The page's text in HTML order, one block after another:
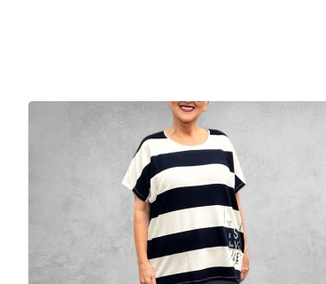
Combineer ‘m met een fijne broek en je bent in één keer
Let op dat elk materiaal z'n eigen eigenschappen heeft.
Volg daarom altijd de wasvoorschriften op het waslabel.
Opgelet Dames!
Wij meten handmatig ieder kledingstuk, per maat op
Voorkom teleurstelling en retouren....controleer deze
TIP : meet een goed passend kledingstuk van uzelf na,